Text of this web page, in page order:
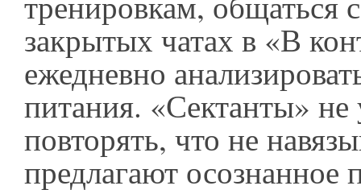
закрытых чатах в «В
ежедневно
питания. «Сектанты» не
повторять, что не
предлагают осознанное